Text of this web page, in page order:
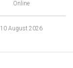
Online
10 August 2026